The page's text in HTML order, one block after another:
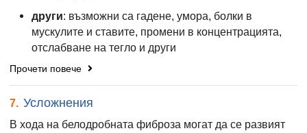
други: възможни са гадене, умора, болки в
мускулите и ставите, промени в концентрацията,
отслабване на тегло и други
Прочети повече
7. Усложнения
В хода на белодробната фиброза могат да се развият